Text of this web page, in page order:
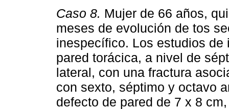
Caso 8. Mujer de 66 años,
meses de evolución de tos
inespecífico. Los estudios
pared torácica, a nivel de
lateral, con una fractura
con sexto, séptimo y octavo
defecto de pared de 7 x 8